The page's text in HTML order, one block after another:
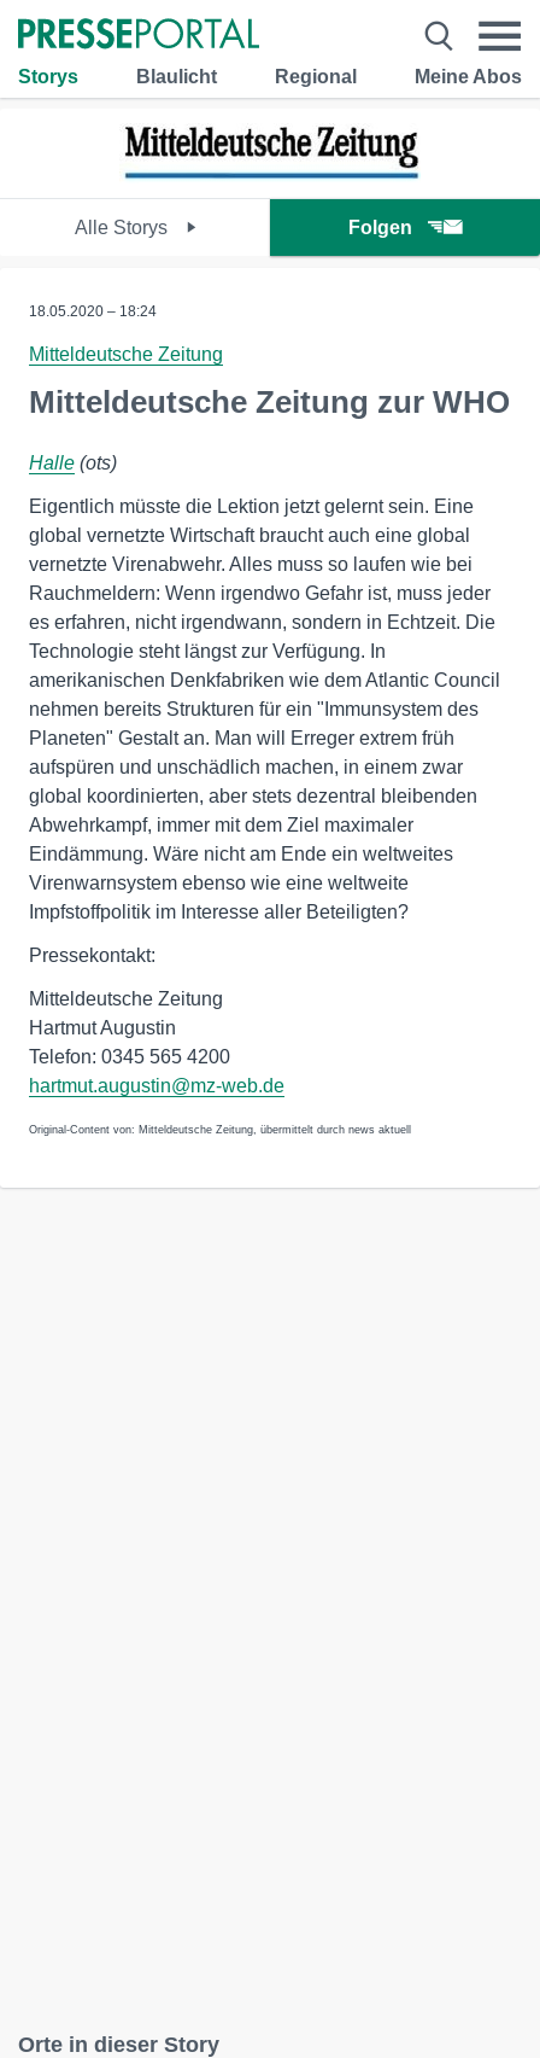
Storys Blaulicht Regional Meine Abos
Alle Storys Folgen
18.05.2020 – 18:24
Mitteldeutsche Zeitung
Mitteldeutsche Zeitung zur WHO
Halle (ots)
Eigentlich müsste die Lektion jetzt gelernt sein. Eine
global vernetzte Wirtschaft braucht auch eine global
vernetzte Virenabwehr. Alles muss so laufen wie bei
Rauchmeldern: Wenn irgendwo Gefahr ist, muss jeder
es erfahren, nicht irgendwann, sondern in Echtzeit. Die
Technologie steht längst zur Verfügung. In
amerikanischen Denkfabriken wie dem Atlantic Council
nehmen bereits Strukturen für ein "Immunsystem des
Planeten" Gestalt an. Man will Erreger extrem früh
aufspüren und unschädlich machen, in einem zwar
global koordinierten, aber stets dezentral bleibenden
Abwehrkampf, immer mit dem Ziel maximaler
Eindämmung. Wäre nicht am Ende ein weltweites
Virenwarnsystem ebenso wie eine weltweite
Impfstoffpolitik im Interesse aller Beteiligten?
Pressekontakt:
Mitteldeutsche Zeitung
Hartmut Augustin
Telefon: 0345 565 4200
hartmut.augustin@mz-web.de
Original-Content von: Mitteldeutsche Zeitung, übermittelt durch news aktuell
Orte in dieser Story